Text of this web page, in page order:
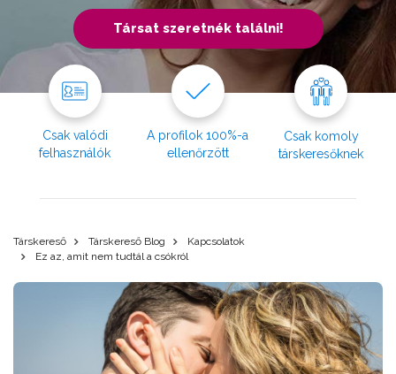
Társat szeretnék találni!
Csak valódi
felhasználók
A profilok 100%-a
ellenőrzött
Csak komoly
társkeresőknek
Társkereső Társkereső Blog
Kapcsolatok
Ez az, amit nem tudtál a csókról